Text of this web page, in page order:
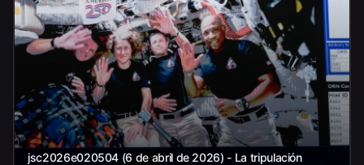
jsc2026e020504 (6 de abril de 2026) - La tripulación